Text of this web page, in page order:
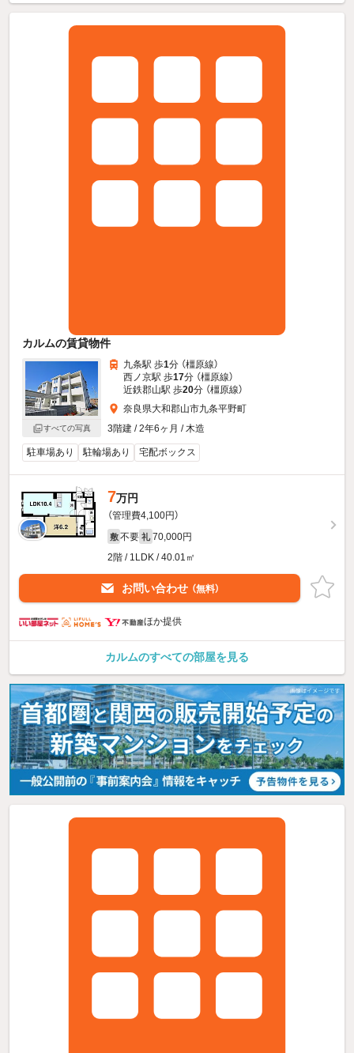
カルムの賃貸物件
すべての写真
九条駅 歩1分 （橿原線）
西ノ京駅 歩17分 （橿原線）
近鉄郡山駅 歩20分 （橿原線）
奈良県大和郡山市九条平野町
3階建 / 2年6ヶ月 / 木造
駐車場あり 駐輪場あり 宅配ボックス
7万円
（管理費4,100円）
敷 不要 礼 70,000円
2階 / 1LDK / 40.01㎡
お問い合わせ （無料）
ほか提供
カルムのすべての部屋を見る